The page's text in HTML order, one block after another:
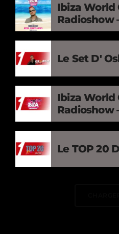
Ibiza World
Radioshow
Le Set D'
Ibiza World
Radioshow
Le TOP 20